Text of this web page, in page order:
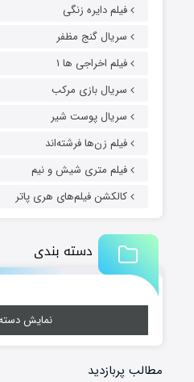
فیلم دایره زنگی
سریال گنج مظفر
فیلم اخراجی ها ۱
سریال بازی مرکب
سریال پوست شیر
فیلم زن‌ها فرشته‌اند
فیلم متری شیش و نیم
کالکشن فیلم‌های هری پاتر
دسته بندی
نمایش
مطالب پربازدید